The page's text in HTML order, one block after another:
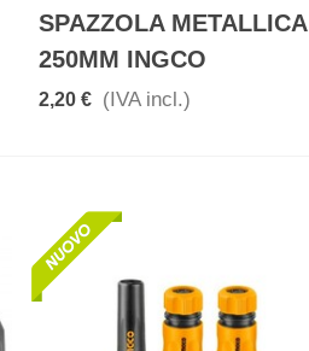
SPAZZOLA METALLICA
250MM INGCO
2,20 € (IVA incl.)